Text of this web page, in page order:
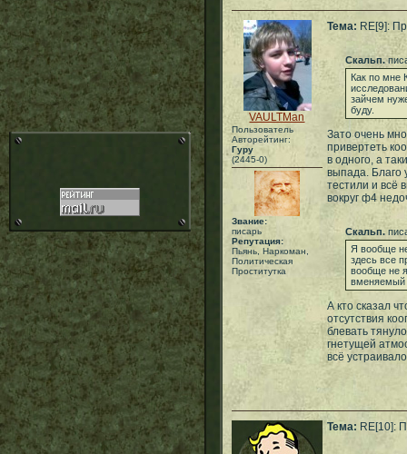
VAULTMan
Пользователь
Авторейтинг:
Гуру
(2445-0)
Звание:
писарь
Репутация:
Пьянь, Наркоман,
Политическая
Проститутка
Тема: RE[9]:
Скальп.
Как по мне
зайчем
буду.
Зато очень
привертеть
в одного, а
выпада. Благо
тестили и всё
вокруг ф4
Скальп.
Я вообще
здесь все
вообще не
вменяемый
А кто сказал
отсутствия
блевать
гнетущей
всё
Тема: RE[10]: